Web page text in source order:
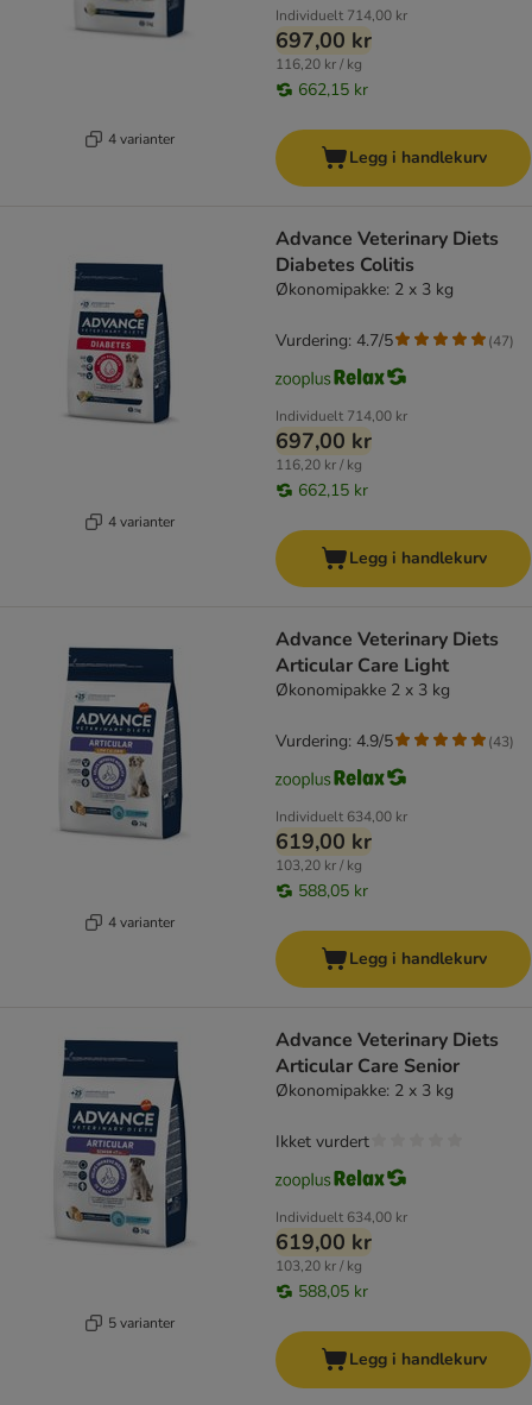
4 varianter
Individuelt 714,00 kr
697,00 kr
116,20 kr / kg
662,15 kr
Legg i handlekurv
4 varianter
Advance Veterinary Diets
Diabetes Colitis
Økonomipakke: 2 x 3 kg
Individuelt 714,00 kr
697,00 kr
116,20 kr / kg
662,15 kr
Vurdering: 4.7/5 (47)
Legg i handlekurv
4 varianter
Advance Veterinary Diets
Articular Care Light
Økonomipakke 2 x 3 kg
Individuelt 634,00 kr
619,00 kr
103,20 kr / kg
588,05 kr
Vurdering: 4.9/5 (43)
Legg i handlekurv
5 varianter
Advance Veterinary Diets
Articular Care Senior
Økonomipakke: 2 x 3 kg
Individuelt 634,00 kr
619,00 kr
103,20 kr / kg
588,05 kr
Ikket vurdert
Legg i handlekurv